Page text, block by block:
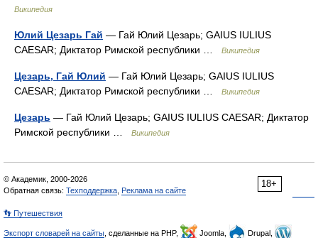
Википедия
Юлий Цезарь Гай — Гай Юлий Цезарь; GAIUS IULIUS
CAESAR; Диктатор Римской республики …
Википедия
Цезарь, Гай Юлий — Гай Юлий Цезарь; GAIUS IULIUS
CAESAR; Диктатор Римской республики …
Википедия
Цезарь — Гай Юлий Цезарь; GAIUS IULIUS CAESAR; Диктатор
Римской республики …
Википедия
18+
© Академик, 2000-2026
Обратная связь: Техподдержка Реклама на сайте
👣 Путешествия
Экспорт словарей на сайты , сделанные на PHP, Joomla,
Drupal,